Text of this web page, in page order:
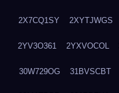
2X7CQ1SY 2XYTJWGS
2YV3O361 2YXVOCOL
30W729OG 31BVSCBT